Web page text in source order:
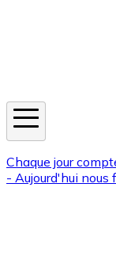
Chaque jour
- Aujourd'hui nous